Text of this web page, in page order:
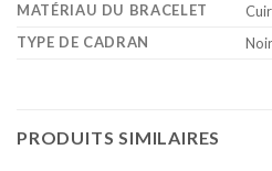
MATÉRIAU DU BRACELET
TYPE DE CADRAN
Noir
PRODUITS SIMILAIRES